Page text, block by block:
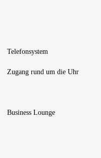
Telefonsystem
Zugang rund um die Uhr
Business Lounge